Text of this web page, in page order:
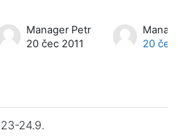
Manager Petr
20 čec 2011
20 čec
24.9.